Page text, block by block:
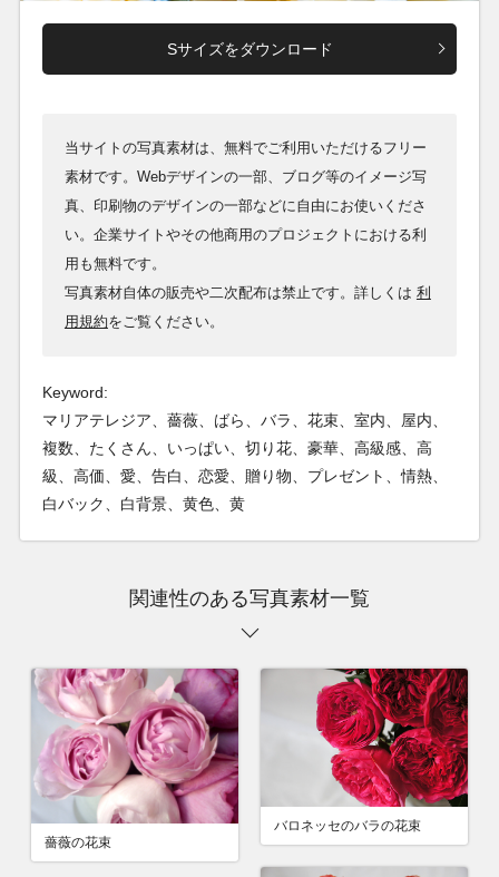
Sサイズをダウンロード
当サイトの写真素材は、無料でご利用いただけるフリー
素材です。Webデザインの一部、ブログ等のイメージ写
真、印刷物のデザインの一部などに自由にお使いくださ
い。企業サイトやその他商用のプロジェクトにおける利
用も無料です。
写真素材自体の販売や二次配布は禁止です。詳しくは 利
用規約をご覧ください。
Keyword:
マリアテレジア、薔薇、ばら、バラ、花束、室内、屋内、
複数、たくさん、いっぱい、切り花、豪華、高級感、高
級、高価、愛、告白、恋愛、贈り物、プレゼント、情熱、
白バック、白背景、黄色、黄
関連性のある写真素材一覧
薔薇の花束
バロネッセのバラの花束